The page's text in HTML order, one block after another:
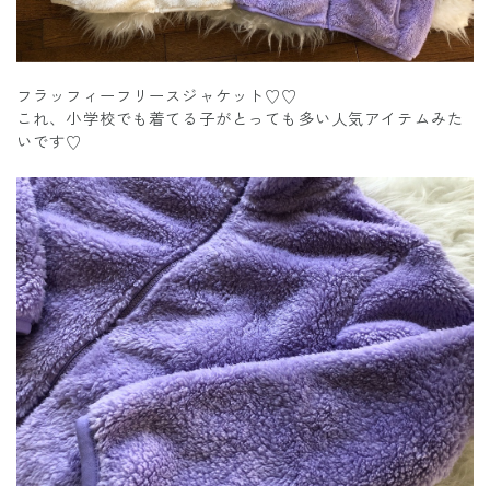
フラッフィーフリースジャケット♡♡
これ、小学校でも着てる子がとっても多い人気アイテムみた
いです♡